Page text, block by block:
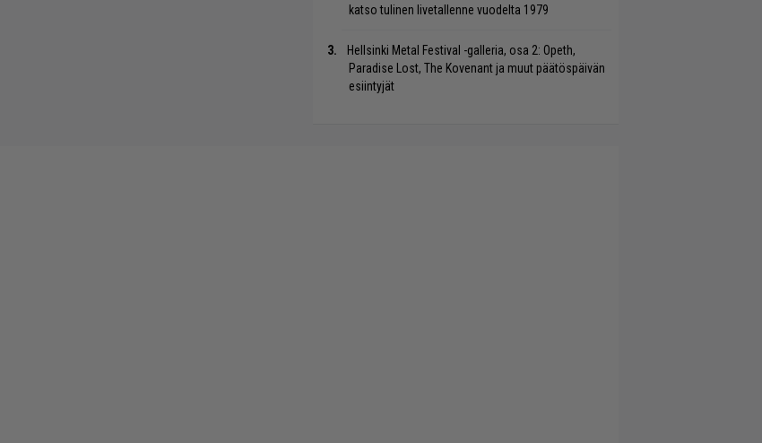
katso tulinen livetallenne vuodelta 1979
Hellsinki Metal Festival -galleria, osa 2: Opeth,
Paradise Lost, The Kovenant ja muut päätöspäivän
esiintyjät